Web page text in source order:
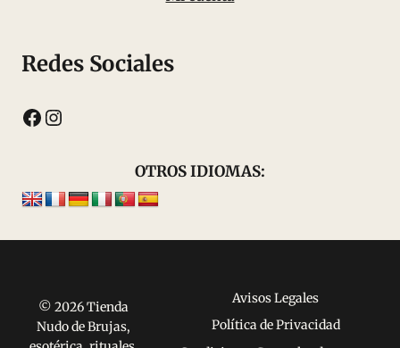
Redes Sociales
Facebook
Instagram
OTROS IDIOMAS:
© 2026 Tienda
Nudo de Brujas,
Avisos Legales
Política de Privacidad